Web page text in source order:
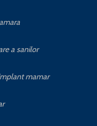
a sanilor
mamar